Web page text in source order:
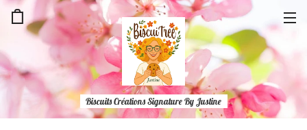
Biscuits Créations Signature By Justine